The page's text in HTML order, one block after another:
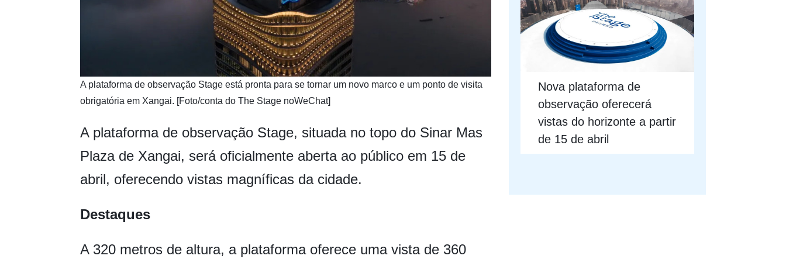
A plataforma de observação Stage está pronta para se tornar um novo marco e um ponto de visita
obrigatória em Xangai. [Foto/conta do The Stage noWeChat]
A plataforma de observação Stage, situada no topo do Sinar Mas
Plaza de Xangai, será oficialmente aberta ao público em 15 de
abril, oferecendo vistas magníficas da cidade.
Destaques
A 320 metros de altura, a plataforma oferece uma vista de 360
Nova plataforma de
observação oferecerá
vistas do horizonte a partir
de 15 de abril